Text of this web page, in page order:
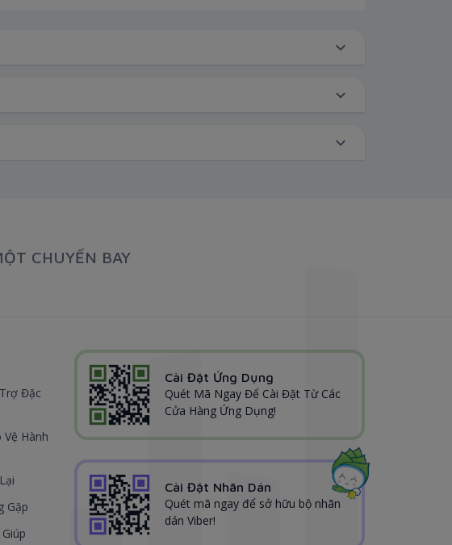
CHUYẾN BAY
Đặc
Vệ Hành
Gặp
Cài Đặt Ứng Dụng
Quét Mã Ngay Để Cài Đặt Từ Các
Cửa Hàng Ứng Dụng!
Cài Đặt Nhãn Dán
Quét mã ngay để sở hữu bộ nhãn
dán Viber!